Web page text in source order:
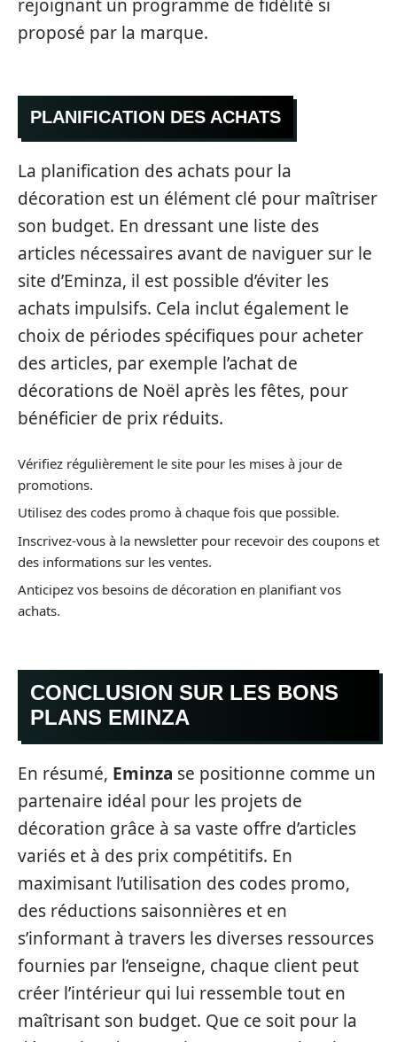
rejoignant un programme de fidélité si
proposé par la marque.
PLANIFICATION DES ACHATS
La planification des achats pour la
décoration est un élément clé pour maîtriser
son budget. En dressant une liste des
articles nécessaires avant de naviguer sur le
site d’Eminza, il est possible d’éviter les
achats impulsifs. Cela inclut également le
choix de périodes spécifiques pour acheter
des articles, par exemple l’achat de
décorations de Noël après les fêtes, pour
bénéficier de prix réduits.
Vérifiez régulièrement le site pour les mises à jour de
promotions.
Utilisez des codes promo à chaque fois que possible.
Inscrivez-vous à la newsletter pour recevoir des coupons et
des informations sur les ventes.
Anticipez vos besoins de décoration en planifiant vos
achats.
CONCLUSION SUR LES BONS
PLANS EMINZA
En résumé, Eminza se positionne comme un
partenaire idéal pour les projets de
décoration grâce à sa vaste offre d’articles
variés et à des prix compétitifs. En
maximisant l’utilisation des codes promo,
des réductions saisonnières et en
s’informant à travers les diverses ressources
fournies par l’enseigne, chaque client peut
créer l’intérieur qui lui ressemble tout en
maîtrisant son budget. Que ce soit pour la